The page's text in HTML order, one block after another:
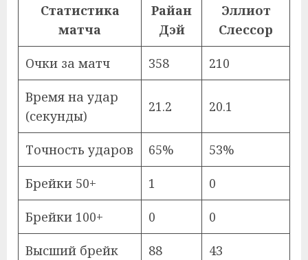
Статистика
матча
Райан
Дэй
Эллиот
Слессор
Очки за матч 358 210
Время на удар
(секунды)
21.2 20.1
Точность ударов 65% 53%
Брейки 50+ 1 0
Брейки 100+ 0 0
Высший брейк 88 43